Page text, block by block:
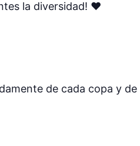
la diversidad! ❤
de cada copa y de